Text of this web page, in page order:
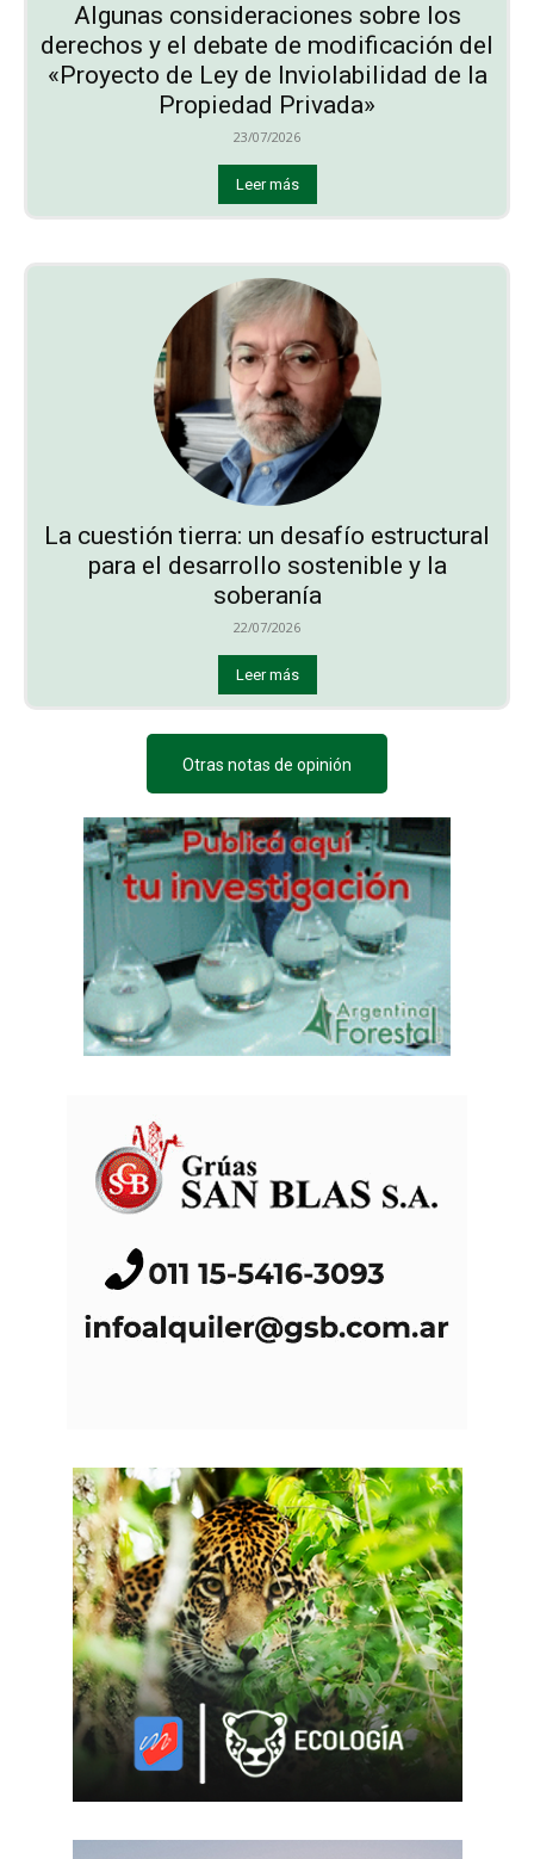
Algunas consideraciones sobre los
derechos y el debate de modificación del
«Proyecto de Ley de Inviolabilidad de la
Propiedad Privada»
23/07/2026
Leer más
La cuestión tierra: un desafío estructural
para el desarrollo sostenible y la
soberanía
22/07/2026
Leer más
Otras notas de opinión